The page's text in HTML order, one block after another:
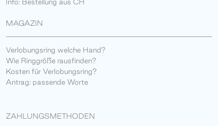
Info: Bestellung aus CH
MAGAZIN
Verlobungsring welche Hand?
Wie Ringgröße rausfinden?
Kosten für Verlobungsring?
Antrag: passende Worte
ZAHLUNGSMETHODEN